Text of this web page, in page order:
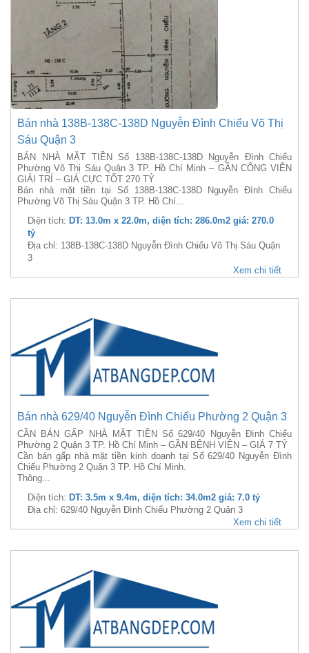
Bán nhà 138B-138C-138D Nguyễn Đình Chiểu Võ Thị
Sáu Quận 3
BÁN NHÀ MẶT TIỀN Số 138B-138C-138D Nguyễn Đình Chiểu
Phường Võ Thị Sáu Quận 3 TP. Hồ Chí Minh – GẦN CÔNG VIÊN
GIẢI TRÍ – GIÁ CỰC TỐT 270 TỶ
Bán nhà mặt tiền tại Số 138B-138C-138D Nguyễn Đình Chiểu
Phường Võ Thị Sáu Quận 3 TP. Hồ Chí...
Diện tích: DT: 13.0m x 22.0m, diện tích: 286.0m2 giá: 270.0
tỷ
Địa chỉ: 138B-138C-138D Nguyễn Đình Chiểu Võ Thị Sáu Quận
3
Xem chi tiết
Bán nhà 629/40 Nguyễn Đình Chiểu Phường 2 Quận 3
CẦN BÁN GẤP NHÀ MẶT TIỀN Số 629/40 Nguyễn Đình Chiểu
Phường 2 Quận 3 TP. Hồ Chí Minh – GẦN BỆNH VIỆN – GIÁ 7 TỶ
Cần bán gấp nhà mặt tiền kinh doanh tại Số 629/40 Nguyễn Đình
Chiểu Phường 2 Quận 3 TP. Hồ Chí Minh.
Thông...
Diện tích: DT: 3.5m x 9.4m, diện tích: 34.0m2 giá: 7.0 tỷ
Địa chỉ: 629/40 Nguyễn Đình Chiểu Phường 2 Quận 3
Xem chi tiết